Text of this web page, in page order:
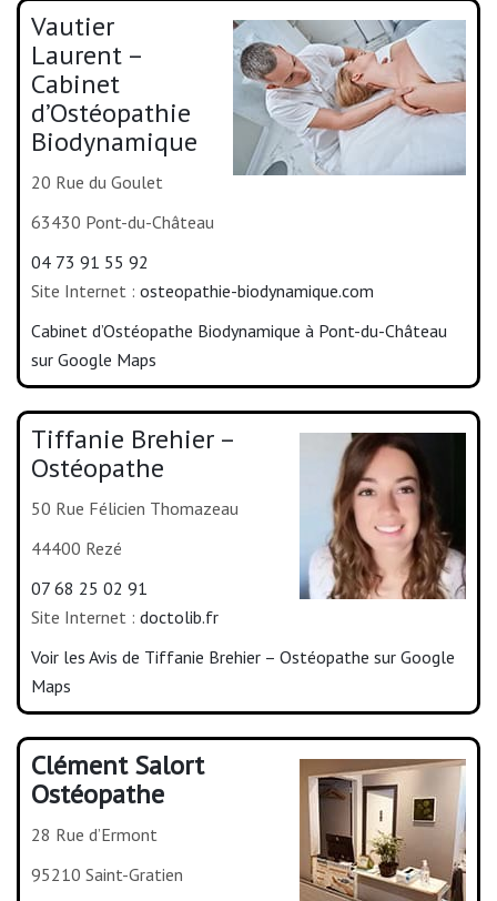
Vautier
Laurent –
Cabinet
d’Ostéopathie
Biodynamique
20 Rue du Goulet
63430 Pont-du-Château
04 73 91 55 92
Site Internet : osteopathie-biodynamique.com
Cabinet d’Ostéopathe Biodynamique à Pont-du-Château
sur Google Maps
Tiffanie Brehier –
Ostéopathe
50 Rue Félicien Thomazeau
44400 Rezé
07 68 25 02 91
Site Internet : doctolib.fr
Voir les Avis de Tiffanie Brehier – Ostéopathe sur Google
Maps
Clément Salort
Ostéopathe
28 Rue d’Ermont
95210 Saint-Gratien